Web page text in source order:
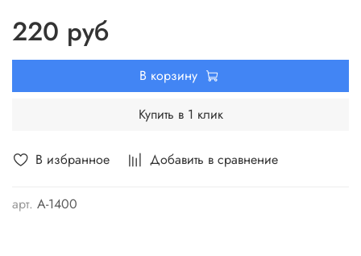
В избранное Добавить в сравнение
арт. А-1400
220 руб
В корзину
Купить в 1 клик